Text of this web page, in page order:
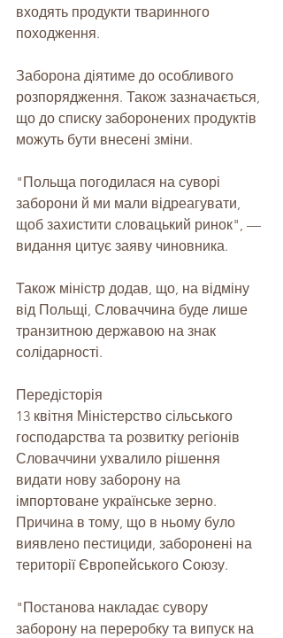
входять продукти тваринного
походження.
Заборона діятиме до особливого
розпорядження. Також зазначається,
що до списку заборонених продуктів
можуть бути внесені зміни.
"Польща погодилася на суворі
заборони й ми мали відреагувати,
щоб захистити словацький ринок", —
видання цитує заяву чиновника.
Також міністр додав, що, на відміну
від Польщі, Словаччина буде лише
транзитною державою на знак
солідарності.
Передісторія
13 квітня Міністерство сільського
господарства та розвитку регіонів
Словаччини ухвалило рішення
видати нову заборону на
імпортоване українське зерно.
Причина в тому, що в ньому було
виявлено пестициди, заборонені на
території Європейського Союзу.
"Постанова накладає сувору
заборону на переробку та випуск на